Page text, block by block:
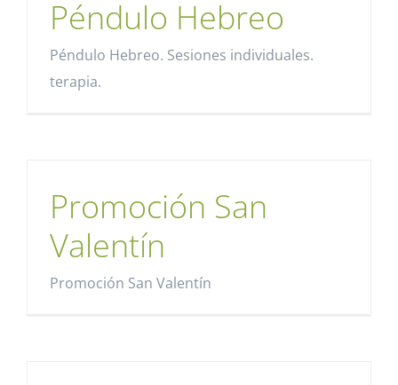
Péndulo Hebreo
Péndulo Hebreo. Sesiones individuales.
terapia.
Promoción San
Valentín
Promoción San Valentín